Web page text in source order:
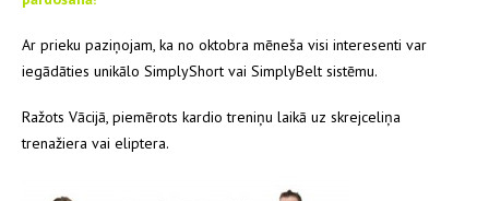
Ar prieku paziņojam, ka no oktobra mēneša visi interesenti var
iegādāties unikālo SimplyShort vai SimplyBelt sistēmu.
Ražots Vācijā, piemērots kardio treniņu laikā uz skrejceliņa
trenažiera vai eliptera.